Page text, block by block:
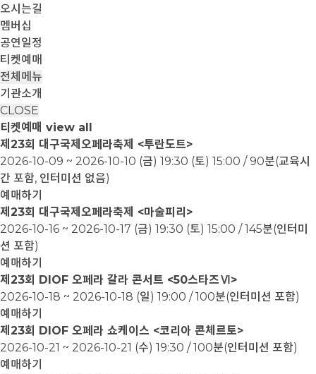
오시는길
멤버십
공연일정
티켓예매
전체메뉴
기관소개
CLOSE
티켓예매 view all
제23회 대구국제오페라축제 <투란도트>
2026-10-09 ~ 2026-10-10 (금) 19:30 (토) 15:00 / 90분(교육시
간 포함, 인터미션 없음)
예매하기
제23회 대구국제오페라축제 <마술피리>
2026-10-16 ~ 2026-10-17 (금) 19:30 (토) 15:00 / 145분(인터미
션 포함)
예매하기
제23회 DIOF 오페라 갈라 콘서트 <50스타즈Ⅵ>
2026-10-18 ~ 2026-10-18 (일) 19:00 / 100분(인터미션 포함)
예매하기
제23회 DIOF 오페라 쇼케이스 <코리아 콘체르토>
2026-10-21 ~ 2026-10-21 (수) 19:30 / 100분(인터미션 포함)
예매하기